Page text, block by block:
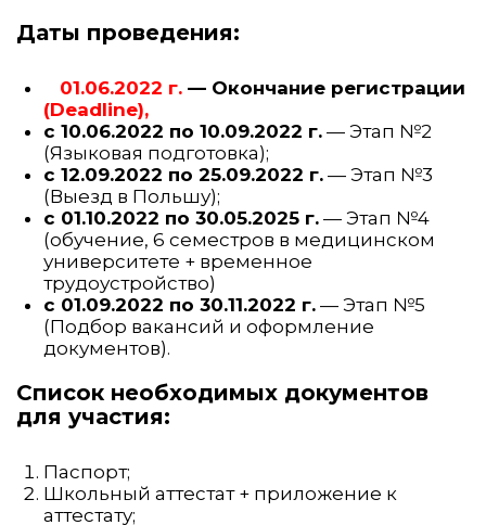
Даты проведения:
01.06.2022 г. — Окончание регистрации
(Deadline),
с 10.06.2022 по 10.09.2022 г. — Этап №2
(Языковая подготовка);
с 12.09.2022 по 25.09.2022 г. — Этап №3
(Выезд в Польшу);
с 01.10.2022 по 30.05.2025 г. — Этап №4
(обучение, 6 семестров в медицинском
университете + временное
трудоустройство)
с 01.09.2022 по 30.11.2022 г. — Этап №5
(Подбор вакансий и оформление
документов).
Список необходимых документов
для участия:
Паспорт;
Школьный аттестат + приложение к
аттестату;